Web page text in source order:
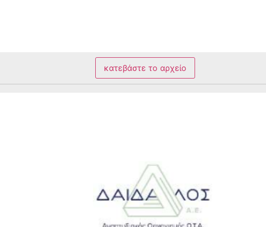
κατεβάστε το αρχείο